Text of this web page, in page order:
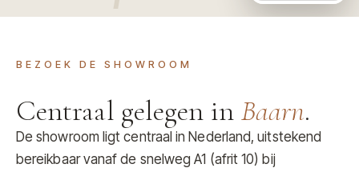
BEZOEK DE SHOWROOM
Centraal gelegen in Baarn.
De showroom ligt centraal in Nederland, uitstekend
bereikbaar vanaf de snelweg A1 (afrit 10) bij